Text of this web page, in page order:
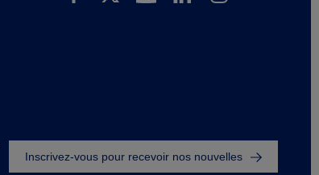
Footer
Inscrivez-vous pour recevoir nos nouvelles